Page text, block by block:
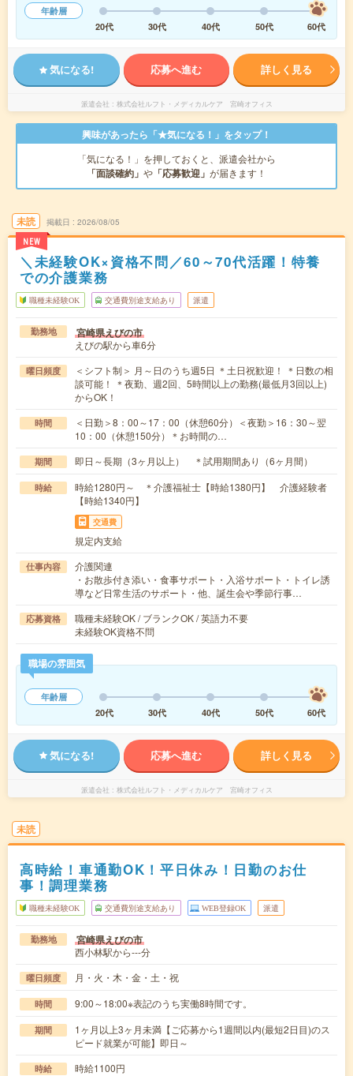
年齢層
20代
30代 40代 50代 60代
気になる! 応募へ進む 詳しく見る
派遣会社 株式会社ルフト・メディカルケア 宮崎オフィス
興味があったら「★気になる！」をタップ！
「気になる！」を押しておくと、派遣会社から
「面談確約」 や 「応募歓迎」 が届きます！
未読
NEW
掲載日 2026/08/05
＼未経験OK×資格不問／60～70代活躍！特養
での介護業務
職種未経験OK 交通費別途支給あり 派遣
勤務地 宮崎県えびの市
えびの駅から車6分
曜日頻度
＜シフト制＞ 月～日のうち週5日 ＊土日祝歓迎！ ＊日数の相
談可能！ ＊夜勤、週2回、5時間以上の勤務(最低月3回以上)
からOK！
時間
＜日勤＞8：00～17：00（休憩60分）＜夜勤＞16：30～翌
10：00（休憩150分）＊お時間の…
期間 即日～長期（3ヶ月以上） ＊試用期間あり（6ヶ月間）
時給
時給1280円～ ＊介護福祉士【時給1380円】 介護経験者
【時給1340円】
交通費
規定内支給
仕事内容
介護関連
・お散歩付き添い・食事サポート・入浴サポート・トイレ誘
導など日常生活のサポート・他、誕生会や季節行事…
応募資格
職種未経験OK / ブランクOK / 英語力不要
未経験OK資格不問
職場の雰囲気
年齢層
20代
30代 40代 50代 60代
気になる! 応募へ進む 詳しく見る
派遣会社 株式会社ルフト・メディカルケア 宮崎オフィス
未読
高時給！車通勤OK！平日休み！日勤のお仕
事！調理業務
職種未経験OK 交通費別途支給あり WEB登録OK 派遣
勤務地 宮崎県えびの市
西小林駅から---分
曜日頻度 月・火・木・金・土・祝
時間 9:00～18:00※表記のうち実働8時間です。
期間
1ヶ月以上3ヶ月未満【ご応募から1週間以内(最短2日目)のス
ピード就業が可能】即日～
時給 時給1100円